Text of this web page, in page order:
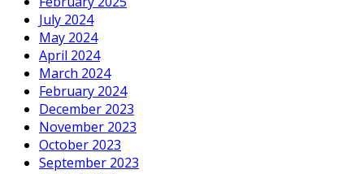
July 2024
May 2024
April 2024
March 2024
February 2024
December 2023
November 2023
October 2023
September 2023